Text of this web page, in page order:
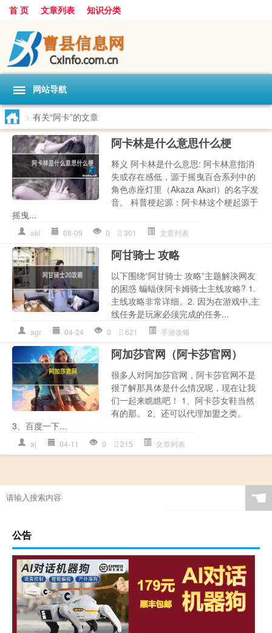
首 页 文章列表 知识分类
网站导航
> 有关“阿卡”的文章
阿卡林是什么意思什么梗
释义 阿卡林是什么意思: 阿卡林意指消
失或存在感低，源于摇曳百合系列中的
角色赤座灯里（Akaza Akari）的名字发
音。 科普梗起源：阿卡林这个梗起源于
摇曳...
akl 08-09 0 301 文章列表
阿甘骑士 攻略
以下围绕“阿甘骑士 攻略”主题解决网友
的困惑 蝙蝠侠阿卡姆骑士主线攻略? 1.
主线攻略非常详细。2. 因为在游戏中,主
线任务是玩家必须完成的任务...
agr 04-24 0 621 手游攻略
阿加莎官网（阿卡莎官网）
很多人对阿加莎官网，阿卡莎官网不是
很了解那具体是什么情况呢，现在让我
们一起来瞧瞧吧！ 1、阿卡莎女鞋当然
有的那。 2、还可以代理加盟之类。
3、百度一下...
aj 04-11 0 215 文章列表
☚
公告